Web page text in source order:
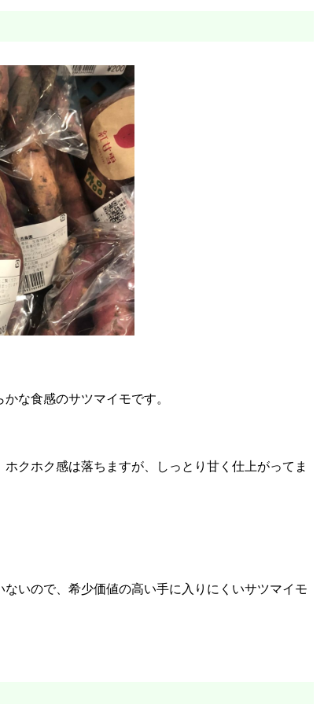
な食感のサツマイモです。
クホク感は落ちますが、しっとり甘く仕上がってま
いので、希少価値の高い手に入りにくいサツマイモ